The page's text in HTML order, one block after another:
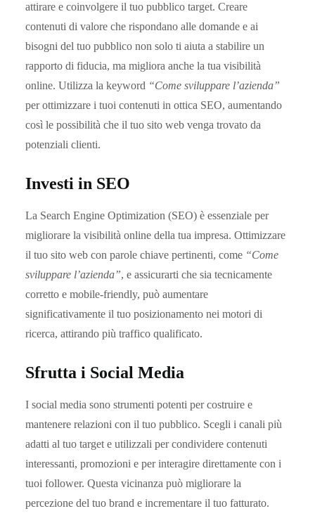
attirare e coinvolgere il tuo pubblico target. Creare
contenuti di valore che rispondano alle domande e ai
bisogni del tuo pubblico non solo ti aiuta a stabilire un
rapporto di fiducia, ma migliora anche la tua visibilità
online. Utilizza la keyword “Come sviluppare l’azienda”
per ottimizzare i tuoi contenuti in ottica SEO, aumentando
così le possibilità che il tuo sito web venga trovato da
potenziali clienti.
Investi in SEO
La Search Engine Optimization (SEO) è essenziale per
migliorare la visibilità online della tua impresa. Ottimizzare
il tuo sito web con parole chiave pertinenti, come “Come
sviluppare l’azienda”, e assicurarti che sia tecnicamente
corretto e mobile-friendly, può aumentare
significativamente il tuo posizionamento nei motori di
ricerca, attirando più traffico qualificato.
Sfrutta i Social Media
I social media sono strumenti potenti per costruire e
mantenere relazioni con il tuo pubblico. Scegli i canali più
adatti al tuo target e utilizzali per condividere contenuti
interessanti, promozioni e per interagire direttamente con i
tuoi follower. Questa vicinanza può migliorare la
percezione del tuo brand e incrementare il tuo fatturato.